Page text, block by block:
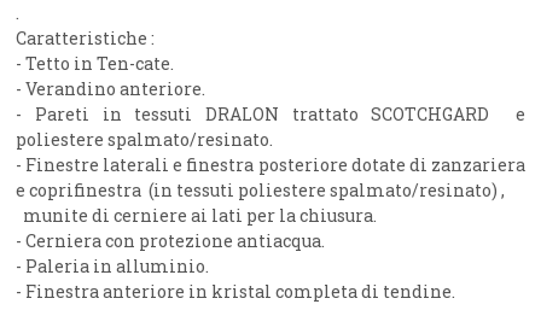
Caratteristiche :
- Tetto in Ten-cate.
- Verandino anteriore.
- Pareti in tessuti DRALON trattato SCOTCHGARD e
poliestere spalmato/resinato.
- Finestre laterali e finestra posteriore dotate di zanzariera
e coprifinestra (in tessuti poliestere spalmato/resinato) ,
munite di cerniere ai lati per la chiusura.
- Cerniera con protezione antiacqua.
- Paleria in alluminio.
- Finestra anteriore in kristal completa di tendine.